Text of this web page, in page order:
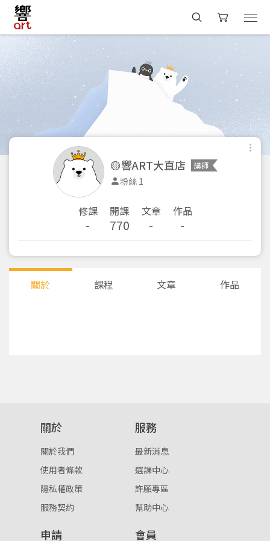
入。
重設密碼
點擊下方「確定」將前一位使用者強制登出。
確定
取消
🟡響ART大直店 講師
粉絲 1
修課
-
開課
770
文章
-
作品
-
關於 課程 文章 作品
關於
關於我們
使用者條款
隱私權政策
服務契約
服務
最新消息
選課中心
許願專區
幫助中心
申請 會員